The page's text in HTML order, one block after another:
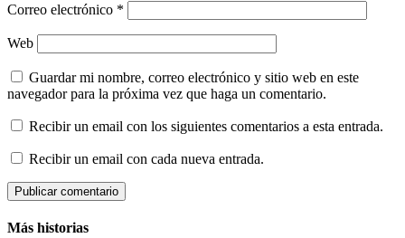
Correo electrónico *
Web
Guardar mi nombre, correo electrónico y sitio web en este
navegador para la próxima vez que haga un comentario.
Recibir un email con los siguientes comentarios a esta entrada.
Recibir un email con cada nueva entrada.
Más historias